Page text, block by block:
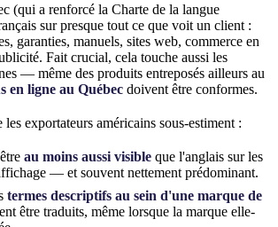
(qui a renforcé la Charte de la langue
sur presque tout ce que voit un client :
garanties, manuels, sites web, commerce en
Fait crucial, cela touche aussi les
— même des produits entreposés ailleurs au
en ligne au Québec doivent être conformes.
exportateurs américains sous-estiment :
au moins aussi visible que l'anglais sur les
— et souvent nettement prédominant.
termes descriptifs au sein d'une marque de
être traduits, même lorsque la marque elle-